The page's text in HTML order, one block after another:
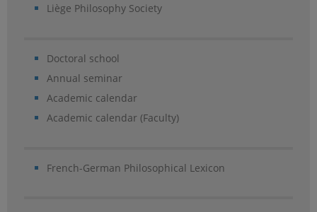
Liège Philosophy Society
Doctoral school
Annual seminar
Academic calendar
Academic calendar (Faculty)
French-German Philosophical Lexicon